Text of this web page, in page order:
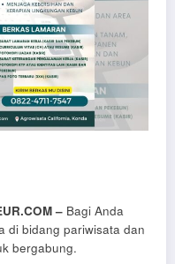
– Bagi Anda
di bidang pariwisata dan
bergabung.